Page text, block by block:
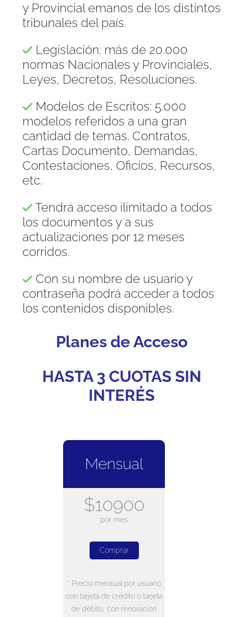
y Provincial emanos de los distintos
tribunales del país.
Legislación: más de 20.000
normas Nacionales y Provinciales,
Leyes, Decretos, Resoluciones.
Modelos de Escritos: 5.000
modelos referidos a una gran
cantidad de temas. Contratos,
Cartas Documento, Demandas,
Contestaciones, Oficios, Recursos,
etc.
Tendrá acceso ilimitado a todos
los documentos y a sus
actualizaciones por 12 meses
corridos.
Con su nombre de usuario y
contraseña podrá acceder a todos
los contenidos disponibles.
Planes de Acceso
HASTA 3 CUOTAS SIN
INTERÉS
Mensual
$10900
por mes
Comprar
* Precio mensual por usuario
con tarjeta de crédito o tarjeta
de débito, con renovación